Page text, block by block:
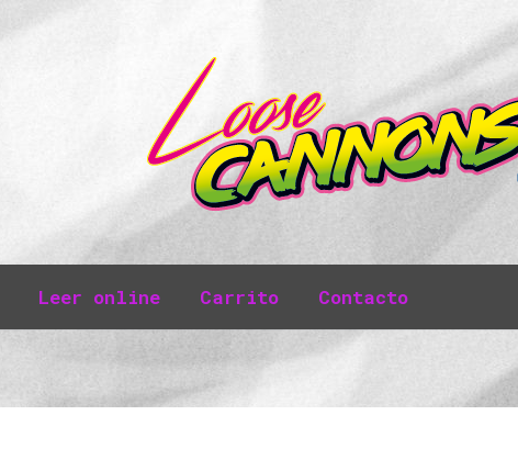
Leer online Carrito Contacto